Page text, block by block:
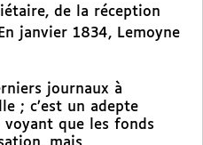
de la réception
janvier 1834, Lemoyne
journaux à
; c’est un adepte
que les fonds